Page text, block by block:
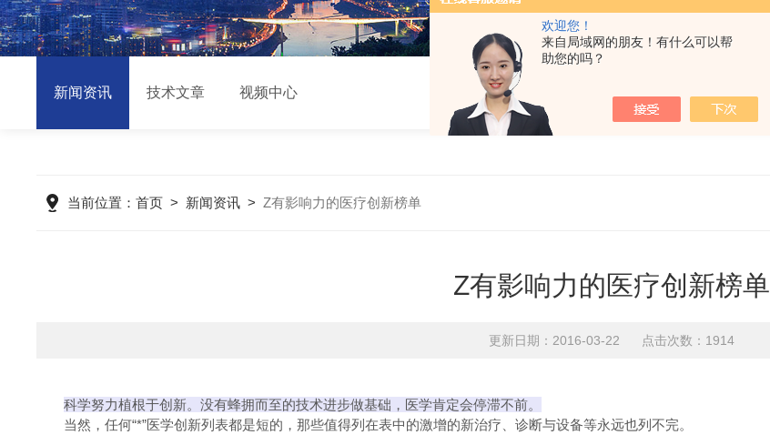
欢迎您！
来自局域网的朋友！有什么可以帮
助您的吗？
新闻资讯 技术文章 视频中心
当前位置：首页 > 新闻资讯 >Z有影响力的医疗创新榜单
Z有影响力的医疗创新榜单
更新日期：2016-03-22 点击次数：1914
科学努力植根于创新。没有蜂拥而至的技术进步做基础，医学肯定会停滞不前。
当然，任何“*”医学创新列表都是短的，那些值得列在表中的激增的新治疗、诊断与设备等永远也列不完。